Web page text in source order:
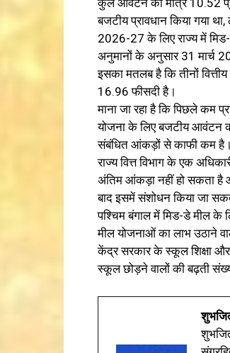
कुल आवंटन का मात्र 10.52
बजटीय प्रावधान किया गया
2026-27 के लिए राज्य में
अनुमानों के अनुसार 31 मार्च
इसका मतलब है कि तीनों
16.96 फीसदी है।
माना जा रहा है कि पिछले कम
योजना के लिए बजटीय
संबंधित आंकड़ों से काफी कम है।
राज्य वित्त विभाग के एक
अंतिम आंकड़ा नहीं हो सकता है
बाद इसमें संशोधन किया जा
पश्चिम बंगाल में मिड-डे मील
मील योजनाओं का लाभ उठाने
केंद्र सरकार के स्कूल शिक्षा और
स्कूल छोड़ने वालों की बढ़ती